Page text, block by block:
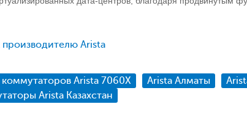
производителю Arista
Arista 7060X Arista Алматы
Arista Казахстан